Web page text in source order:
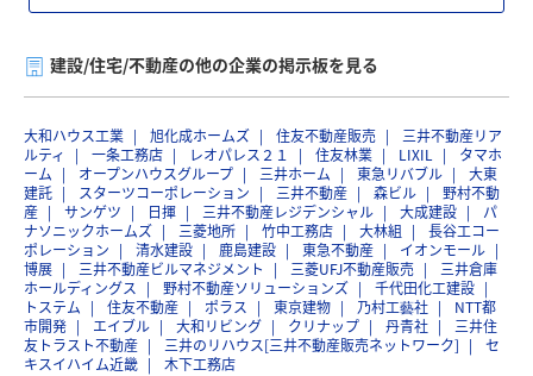
建設/住宅/不動産の他の企業の掲示板を見る
大和ハウス工業 旭化成ホームズ 住友不動産販売
三井不動産リア
ルティ
一条工務店 レオパレス２１ 住友林業 LIXIL
タマホ
ーム
オープンハウスグループ 三井ホーム 東急リバブル
大東
建託
スターツコーポレーション 三井不動産 森ビル
野村不動
産
サンゲツ 日揮 三井不動産レジデンシャル 大成建設
パ
ナソニックホームズ
三菱地所 竹中工務店 大林組
長谷工コー
ポレーション
清水建設 鹿島建設 東急不動産
イオンモール
博展
三井不動産ビルマネジメント 三菱UFJ不動産販売
三井倉庫
ホールディングス
野村不動産ソリューションズ
千代田化工建設
トステム
住友不動産 ポラス 東京建物 乃村工藝社
NTT都
市開発
エイブル 大和リビング クリナップ 丹青社
三井住
友トラスト不動産
三井のリハウス[三井不動産販売ネットワーク]
セ
キスイハイム近畿
木下工務店